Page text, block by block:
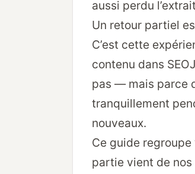
aussi perdu
Un retour partiel
C’est cette
contenu dans
pas — mais parce
tranquillement
nouveaux.
Ce guide
partie vient de